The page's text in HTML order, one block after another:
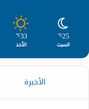
25
℃
السبت
33
℃
الأحد
الأخيرة